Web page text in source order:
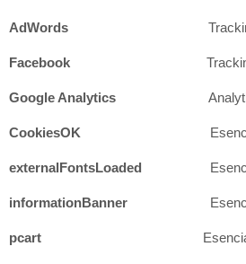
AdWords Trackingové,
Facebook Trackingové,
Google Analytics Analytické,
CookiesOK
externalFontsLoaded
informationBanner
pcart